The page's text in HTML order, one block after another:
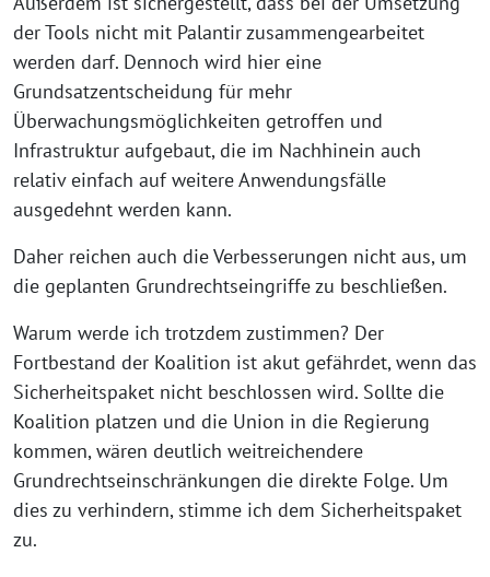
der Tools nicht mit Palantir zusammengearbeitet
werden darf. Dennoch wird hier eine
Grundsatzentscheidung für mehr
Überwachungsmöglichkeiten getroffen und
Infrastruktur aufgebaut, die im Nachhinein auch
relativ einfach auf weitere Anwendungsfälle
ausgedehnt werden kann.
Daher reichen auch die Verbesserungen nicht aus, um
die geplanten Grundrechtseingriffe zu beschließen.
Warum werde ich trotzdem zustimmen? Der
Fortbestand der Koalition ist akut gefährdet, wenn das
Sicherheitspaket nicht beschlossen wird. Sollte die
Koalition platzen und die Union in die Regierung
kommen, wären deutlich weitreichendere
Grundrechtseinschränkungen die direkte Folge. Um
dies zu verhindern, stimme ich dem Sicherheitspaket
zu.